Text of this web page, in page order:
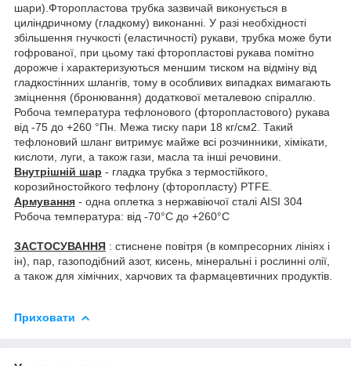
шари).Фторопластова трубка зазвичай виконується в
циліндричному (гладкому) виконанні. У разі необхідності
збільшення гнучкості (еластичності) рукави, трубка може бути
гофрованої, при цьому такі фторопластові рукава помітно
дорожче і характеризуються меншим тиском на відміну від
гладкостінних шлангів, тому в особливих випадках вимагають
зміцнення (бронювання) додаткової металевою спіраллю.
Робоча температура тефлонового (фторопластового) рукава
від -75 до +260 °Пн. Межа тиску пари 18 кг/см2. Такий
тефлоновий шланг витримує майже всі розчинники, хімікати,
кислоти, луги, а також гази, масла та інші речовини.
Внутрішній шар - гладка трубка з термостійкого,
корозийностойкого тефлону (фторопласту) PTFE.
Армування - одна оплетка з нержавіючої сталі AISI 304
Робоча температура: від -70°С до +260°С
ЗАСТОСУВАННЯ : стиснене повітря (в компресорних лініях і
ін), пар, газоподібний азот, кисень, мінеральні і рослинні олії,
а також для хімічних, харчових та фармацевтичних продуктів.
Приховати